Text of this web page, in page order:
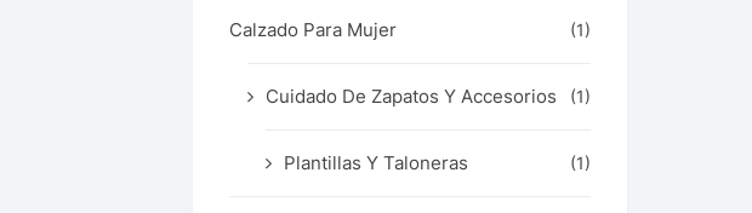
Calzado Para Mujer (1)
Cuidado De Zapatos Y Accesorios (1)
Plantillas Y Taloneras (1)